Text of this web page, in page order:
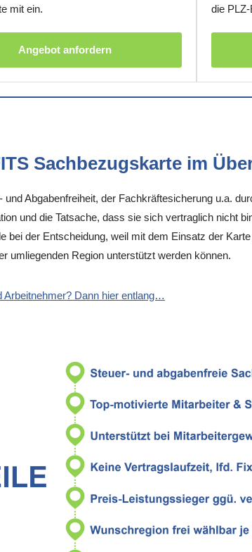
mit ein.
Angebot anfordern
die
Sachbezugskarte im
und Abgabenfreiheit, der Fachkräftesicherung u.a.
und die Tatsache, dass sie sich vertraglich nicht
der Entscheidung, weil mit dem Einsatz der
umliegenden Region unterstützt werden können.
Arbeitnehmer? Dann hier entlang…